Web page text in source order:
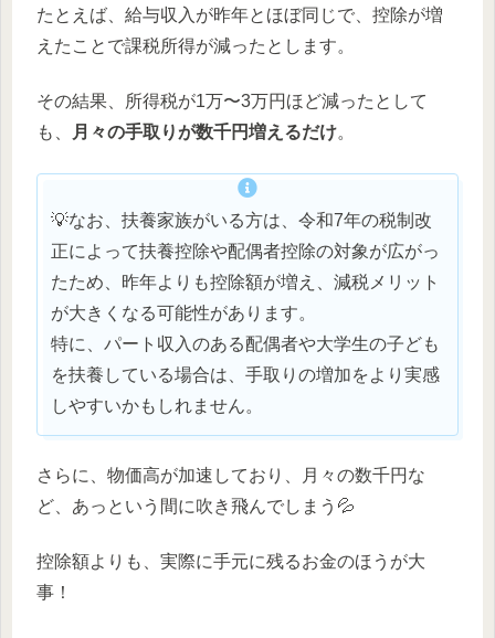
たとえば、給与収入が昨年とほぼ同じで、控除が増
えたことで課税所得が減ったとします。
その結果、所得税が1万〜3万円ほど減ったとして
も、
月々の手取りが数千円増えるだけ。
💡なお、扶養家族がいる方は、令和7年の税制改
正によって扶養控除や配偶者控除の対象が広がっ
たため、昨年よりも控除額が増え、減税メリット
が大きくなる可能性があります。
特に、パート収入のある配偶者や大学生の子ども
を扶養している場合は、手取りの増加をより実感
しやすいかもしれません。
さらに、物価高が加速しており、月々の数千円な
ど、あっという間に吹き飛んでしまう💦
控除額よりも、実際に手元に残るお金のほうが大
事！